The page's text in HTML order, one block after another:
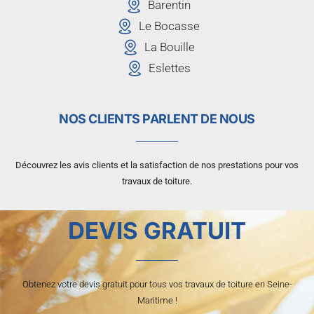
Barentin
Le Bocasse
La Bouille
Eslettes
NOS CLIENTS PARLENT DE NOUS
Découvrez les avis clients et la satisfaction de nos prestations pour vos
travaux de toiture.
DEVIS GRATUIT
Obtenez votre devis gratuit pour tous vos travaux de toiture en Seine-
Maritime !